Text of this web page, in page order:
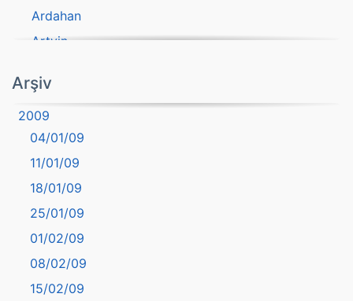
Ardahan
Artvin
Aydın
Balıkesir
Bartın
başkentler
Batman
Bayburt
Bilecik
Bingöl
Bitlis
Arşiv
2009
04/01/09
11/01/09
18/01/09
25/01/09
01/02/09
08/02/09
15/02/09